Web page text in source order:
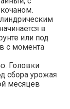
в
или под
с момента
Головки
сбора урожая
месяцев